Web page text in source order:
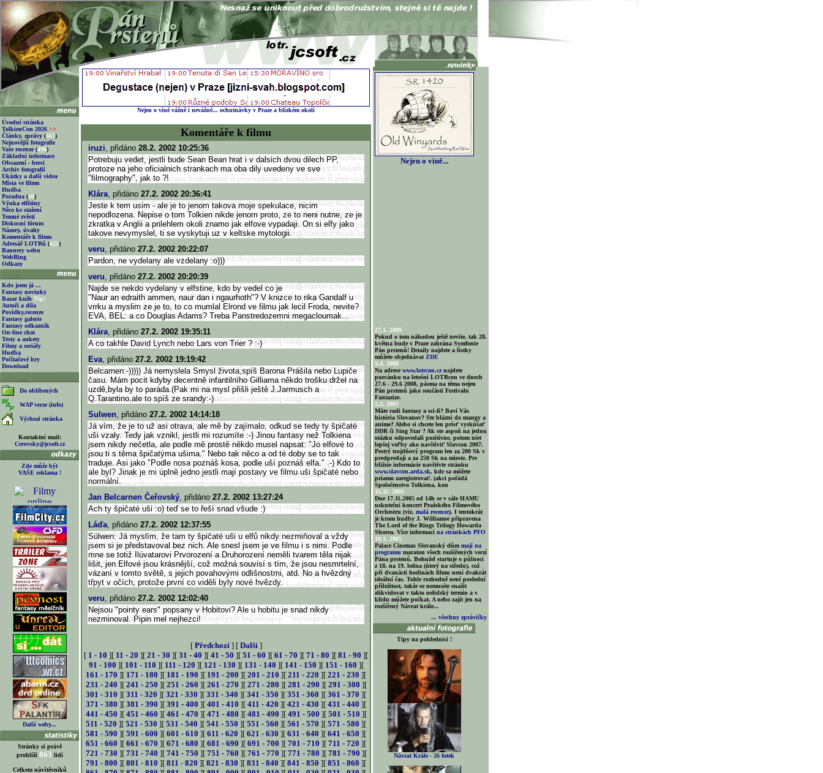
Úvodní stránka
TolkienCon 2026 >>
Články, zprávy (567)
Nejnovější fotografie
Vaše recenze (496)
Základní informace
Obsazení - herci
Archiv fotografií
Ukázky a další videa
Místa ve filmu
Hudba
Poradna (50)
Výuka elfštiny
Něco ke stažení
Temné zvěsti
Diskusní fórum
Názory, úvahy
Komentáře k filmu
Adresář LOTRů (622)
Bannery webu
WebRing
Odkazy
Kdo jsem já ...
Fantasy novinky
Bazar knih Tip!
Autoři a díla
Povídky,recenze
Fantasy galerie
Fantasy odkazník
On-line chat
Testy a ankety
Filmy a seriály
Hudba
Počítačové hry
Download
Do oblíbených
WAP verze (info)
Výchozí stránka
Kontaktní mail:
Cerovsky@jcsoft.cz
Zde může být
VAŠE reklama !
Další weby...
Stránky si právě
prohlíží863 lidí
Celkem návštěvníků
Nejen o víně vážně i nevážně... ochutnávky v Praze a blízkém okolí
Komentáře k filmu
iruzi, přidáno 28.2. 2002 10:25:36
Potrebuju vedet, jestli bude Sean Bean hrat i v dalsich dvou dilech PP,
protoze na jeho oficialnich strankach ma oba dily uvedeny ve sve
"filmography", jak to ?!
Klára, přidáno 27.2. 2002 20:36:41
Jeste k tem usim - ale je to jenom takova moje spekulace, nicim
nepodlozena. Nepise o tom Tolkien nikde jenom proto, ze to neni nutne, ze je
zkratka v Anglii a prilehlem okoli znamo jak elfove vypadaji. On si elfy jako
takove nevymyslel, ti se vyskytuji uz v keltske mytologii.
veru, přidáno 27.2. 2002 20:22:07
Pardon, ne vydelany ale vzdelany :o)))
veru, přidáno 27.2. 2002 20:20:39
Najde se nekdo vydelany v elfstine, kdo by vedel co je
"Naur an edraith ammen, naur dan i ngaurhoth"? V knizce to rika Gandalf u
vrrku a myslim ze je to, to co mumlal Elrond ve filmu jak lecil Froda, nevite?
EVA, BEL: a co Douglas Adams? Treba Panstredozemni megacloumak...
Klára, přidáno 27.2. 2002 19:35:11
A co takhle David Lynch nebo Lars von Trier ? :-)
Eva, přidáno 27.2. 2002 19:19:42
Belcarnen:-))))) Já nemyslela Smysl života,spíš Barona Prášila nebo Lupiče
času. Mám pocit kdyby decentně infantilního Gilliama někdo trošku držel na
uzdě,byla by to paráda.(Pak mi na mysl přišli ještě J.Jarmusch a
Q.Tarantino,ale to spíš ze srandy:-)
Sulwen, přidáno 27.2. 2002 14:14:18
Já vím, že je to už asi otrava, ale mě by zajímalo, odkud se tedy ty špičaté
uši vzaly. Tedy jak vznikl, jestli mi rozumíte :-) Jinou fantasy než Tolkiena
jsem nikdy nečetla, ale podle mě prostě někdo musel napsat: "Jo elfové to
jsou ti s těma špičatýma ušima." Nebo tak něco a od té doby se to tak
traduje. Asi jako "Podle nosa poznáš kosa, podle uší poznáš elfa." :-) Kdo to
ale byl? Jinak je mi úplně jedno jestli mají postavy ve filmu uši špičaté nebo
normální.
Jan Belcarnen Čeřovský, přidáno 27.2. 2002 13:27:24
Ach ty špičaté uši :o) teď se to řeší snad všude :)
Láďa, přidáno 27.2. 2002 12:37:55
Súlwen: Já myslím, že tam ty špičaté uši u elfů nikdy nezmiňoval a vždy
jsem si je představoval bez nich. Ale snesl jsem je ve filmu i s nimi. Podle
mne se totiž Ilúvatarovi Prvorození a Druhorození neměli tvarem těla nijak
lišit, jen Elfové jsou krásnější, což možná souvisí s tím, že jsou nesmrtelní,
vázaní v tomto světě, s jejich povahovými odlišnostmi, atd. No a hvězdný
třpyt v očích, protože první co viděli byly nové hvězdy.
veru, přidáno 27.2. 2002 12:02:40
Nejsou "pointy ears" popsany v Hobitovi? Ale u hobitu je snad nikdy
nezminoval. Pipin mel nejhezci!
[ Předchozí] [ Další]
[ 1 - 10 ][ 11 - 20 ][ 21 - 30 ][ 31 - 40 ][ 41 - 50 ][ 51 - 60 ][ 61 - 70 ][ 71 - 80 ][ 81 - 90 ][
91 - 100 ][ 101 - 110 ][ 111 - 120 ][ 121 - 130 ][ 131 - 140 ][ 141 - 150 ][ 151 - 160 ][
161 - 170 ][ 171 - 180 ][ 181 - 190 ][ 191 - 200 ][ 201 - 210 ][ 211 - 220 ][ 221 - 230 ][
231 - 240 ][ 241 - 250 ][ 251 - 260 ][ 261 - 270 ][ 271 - 280 ][ 281 - 290 ][ 291 - 300 ][
301 - 310 ][ 311 - 320 ][ 321 - 330 ][ 331 - 340 ][ 341 - 350 ][ 351 - 360 ][ 361 - 370 ][
371 - 380 ][ 381 - 390 ][ 391 - 400 ][ 401 - 410 ][ 411 - 420 ][ 421 - 430 ][ 431 - 440 ][
441 - 450 ][ 451 - 460 ][ 461 - 470 ][ 471 - 480 ][ 481 - 490 ][ 491 - 500 ][ 501 - 510 ][
511 - 520 ][ 521 - 530 ][ 531 - 540 ][ 541 - 550 ][ 551 - 560 ][ 561 - 570 ][ 571 - 580 ][
581 - 590 ][ 591 - 600 ][ 601 - 610 ][ 611 - 620 ][ 621 - 630 ][ 631 - 640 ][ 641 - 650 ][
651 - 660 ][ 661 - 670 ][ 671 - 680 ][ 681 - 690 ][ 691 - 700 ][ 701 - 710 ][ 711 - 720 ][
721 - 730 ][ 731 - 740 ][ 741 - 750 ][ 751 - 760 ][ 761 - 770 ][ 771 - 780 ][ 781 - 790 ][
791 - 800 ][ 801 - 810 ][ 811 - 820 ][ 821 - 830 ][ 831 - 840 ][ 841 - 850 ][ 851 - 860 ][
Nejen o víně...
27.1. 2009
Pokud o tom náhodou ještě nevíte, tak 28.
května bude v Praze zahrána Symfonie
Pán prstenů! Detaily najdete a lístky
můžete objednávat ZDE
9.4. 2008
Na adrese www.lotrcon.cznajdete
pozvánku na letošní LOTRcon ve dnech
27.6 - 29.6 2008, pásma na téma nejen
Pán prstenů jako součásti Festivalu
Fantazize.
5.3. 2007
Máte radi fantasy a sci-fi? Baví Vás
história Slovanov? Ste blázni do mangy a
anime? Alebo si chcete len prísť vyskúšať
DDR či Sing Star ? Ak ste aspoň na jednu
otázku odpovedali pozitívne, potom niet
lepšej voľby ako navštíviť Slavcon 2007.
Pestrý trojdňový program len za 200 Sk v
predpredaji a za 250 Sk na mieste. Pre
bližsie informácie navštívte stránku
www.slavcon.arda.sk, kde sa môžete
priamo zaregistrovať. (akci pořádá
Spoločenstvo Tolkiena, kon
15.11. 2005
Dne 17.11.2005 od 14h se v sále HAMU
uskuteční koncert Pražského Filmového
Orchestru (viz. malá recenze). I tentokrát
je krom hudby J. Williamse připravena
The Lord of the Rings Trilogy Howarda
Shorea. Více informací na stránkách PFO
10.1. 2005
Palace Cinemas Slovanský dům mají na
programu maraton všech rozšířených verzí
Pána prstenů. Bohužel startuje o půlnoci
z 18. na 19. ledna (úterý na středu), což
při dvanácti hodinách filmu není dvakrát
ideální čas. Tohle rozhodně není poslední
příležitost, takže se nemusíte snažit
zlikvidovat v takto nelidský termín a v
klidu můžete počkat. A nebo zajít jen na
rozšířený Návrat krále...
... všechny zprávičky
Tipy na pohlednici !
Návrat Krále - 26 fotek